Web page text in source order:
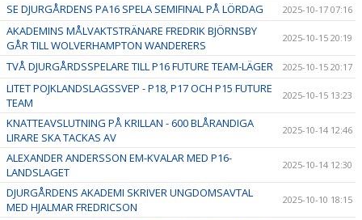
SE DJURGÅRDENS PA16 SPELA SEMIFINAL PÅ LÖRDAG 2025-10-17 07:16
AKADEMINS MÅLVAKTSTRÄNARE FREDRIK BJÖRNSBY
GÅR TILL WOLVERHAMPTON WANDERERS
2025-10-15 20:19
TVÅ DJURGÅRDSSPELARE TILL P16 FUTURE TEAM-LÄGER 2025-10-15 20:17
LITET POJKLANDSLAGSSVEP - P18, P17 OCH P15 FUTURE
TEAM
2025-10-15 13:23
KNATTEAVSLUTNING PÅ KRILLAN - 600 BLÅRANDIGA
LIRARE SKA TACKAS AV
2025-10-14 12:46
ALEXANDER ANDERSSON EM-KVALAR MED P16-
LANDSLAGET
2025-10-14 12:30
DJURGÅRDENS AKADEMI SKRIVER UNGDOMSAVTAL
MED HJALMAR FREDRICSON
2025-10-10 18:15